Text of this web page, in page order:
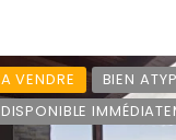
A VENDRE BIEN
DISPONIBLE